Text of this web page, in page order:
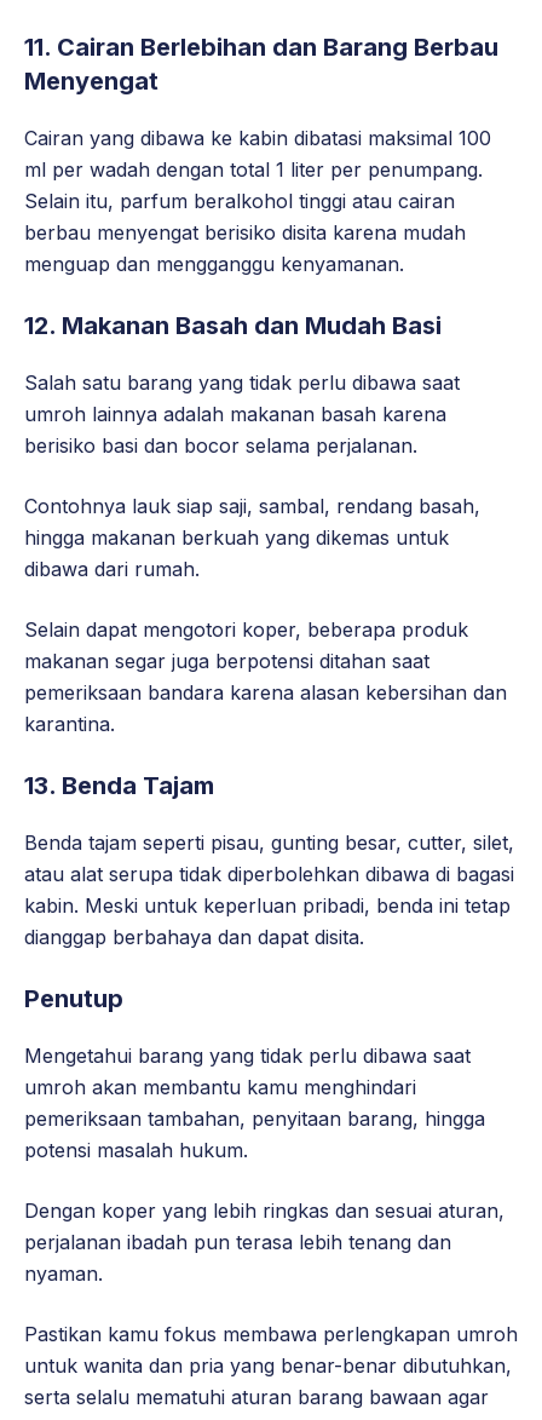
11. Cairan Berlebihan dan Barang Berbau
Menyengat
Cairan yang dibawa ke kabin dibatasi maksimal 100
ml per wadah dengan total 1 liter per penumpang.
Selain itu, parfum beralkohol tinggi atau cairan
berbau menyengat berisiko disita karena mudah
menguap dan mengganggu kenyamanan.
12. Makanan Basah dan Mudah Basi
Salah satu barang yang tidak perlu dibawa saat
umroh lainnya adalah makanan basah karena
berisiko basi dan bocor selama perjalanan.
Contohnya lauk siap saji, sambal, rendang basah,
hingga makanan berkuah yang dikemas untuk
dibawa dari rumah.
Selain dapat mengotori koper, beberapa produk
makanan segar juga berpotensi ditahan saat
pemeriksaan bandara karena alasan kebersihan dan
karantina.
13. Benda Tajam
Benda tajam seperti pisau, gunting besar, cutter, silet,
atau alat serupa tidak diperbolehkan dibawa di bagasi
kabin. Meski untuk keperluan pribadi, benda ini tetap
dianggap berbahaya dan dapat disita.
Penutup
Mengetahui barang yang tidak perlu dibawa saat
umroh akan membantu kamu menghindari
pemeriksaan tambahan, penyitaan barang, hingga
potensi masalah hukum.
Dengan koper yang lebih ringkas dan sesuai aturan,
perjalanan ibadah pun terasa lebih tenang dan
nyaman.
Pastikan kamu fokus membawa perlengkapan umroh
untuk wanita dan pria yang benar-benar dibutuhkan,
serta selalu mematuhi aturan barang bawaan agar